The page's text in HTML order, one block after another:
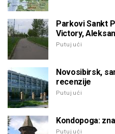
Parkovi Sankt
Victory,
Putujući
Novosibirsk,
recenzije
Putujući
Kondopoga:
Putujući